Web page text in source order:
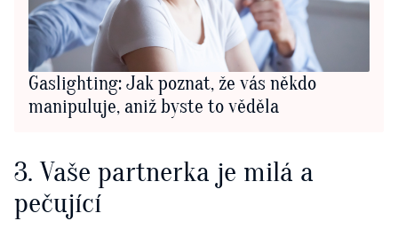
Gaslighting: Jak poznat, že vás někdo
manipuluje, aniž byste to věděla
3. Vaše partnerka je milá a
pečující